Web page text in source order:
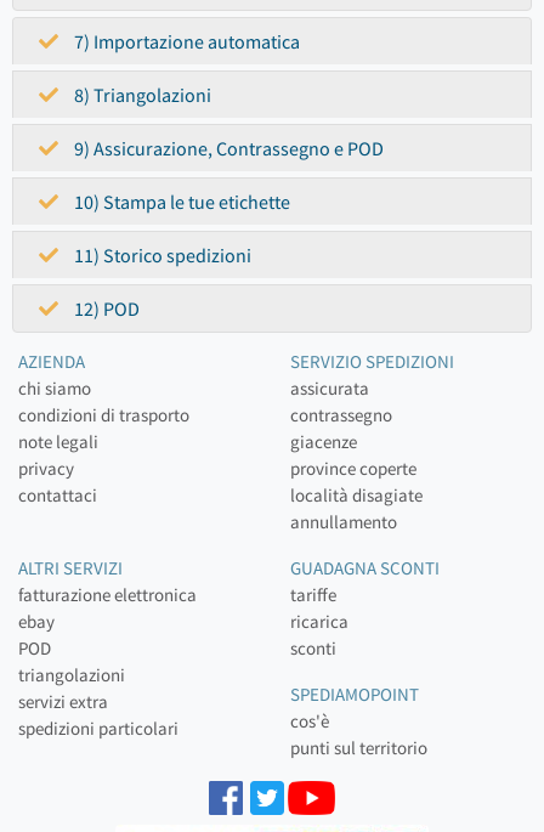
7) Importazione automatica
8) Triangolazioni
9) Assicurazione, Contrassegno e POD
10) Stampa le tue etichette
11) Storico spedizioni
12) POD
AZIENDA
chi siamo
condizioni di trasporto
note legali
privacy
contattaci
SERVIZIO SPEDIZIONI
assicurata
contrassegno
giacenze
province coperte
località disagiate
annullamento
ALTRI SERVIZI
fatturazione elettronica
ebay
POD
triangolazioni
servizi extra
spedizioni particolari
GUADAGNA SCONTI
tariffe
ricarica
sconti
SPEDIAMOPOINT
cos'è
punti sul territorio